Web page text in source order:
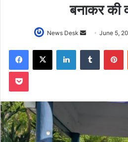
बनाकर की
News Desk
Send
email
June 5,
Facebook
X LinkedInTumblr
Pocket